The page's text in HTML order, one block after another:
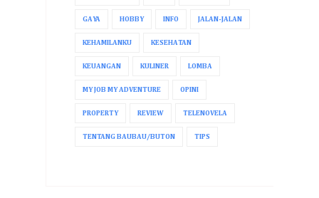
GAYA HOBBY INFO JALAN-JALAN
KEHAMILANKU KESEHATAN
KEUANGAN KULINER LOMBA
MY JOB MY ADVENTURE OPINI
PROPERTY REVIEW TELENOVELA
TENTANG BAUBAU/BUTON TIPS